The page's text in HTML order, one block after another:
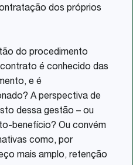
dos próprios
do procedimento
é conhecido das
e é
A perspectiva de
dessa gestão – ou
benefício? Ou convém
como, por
mais amplo, retenção